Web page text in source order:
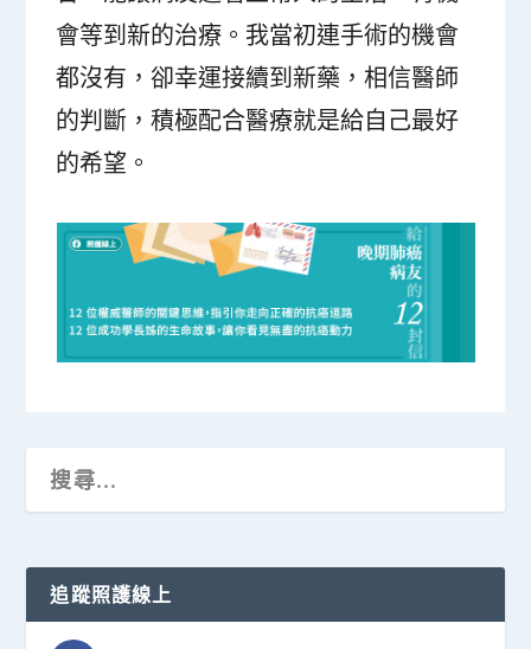
會等到新的治療。我當初連手術的機會
都沒有，卻幸運接續到新藥，相信醫師
的判斷，積極配合醫療就是給自己最好
的希望。
追蹤照護線上